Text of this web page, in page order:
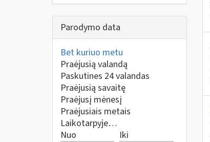
Parodymo data
Bet kuriuo metu
Praėjusią valandą
Paskutines 24 valandas
Praėjusią savaitę
Praėjusį mėnesį
Praėjusiais metais
Laikotarpyje…
Nuo
Iki